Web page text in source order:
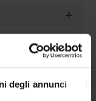
degli annunci